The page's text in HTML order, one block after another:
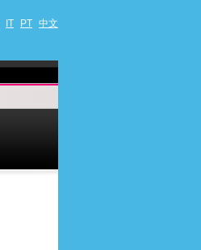
IT PT 中文